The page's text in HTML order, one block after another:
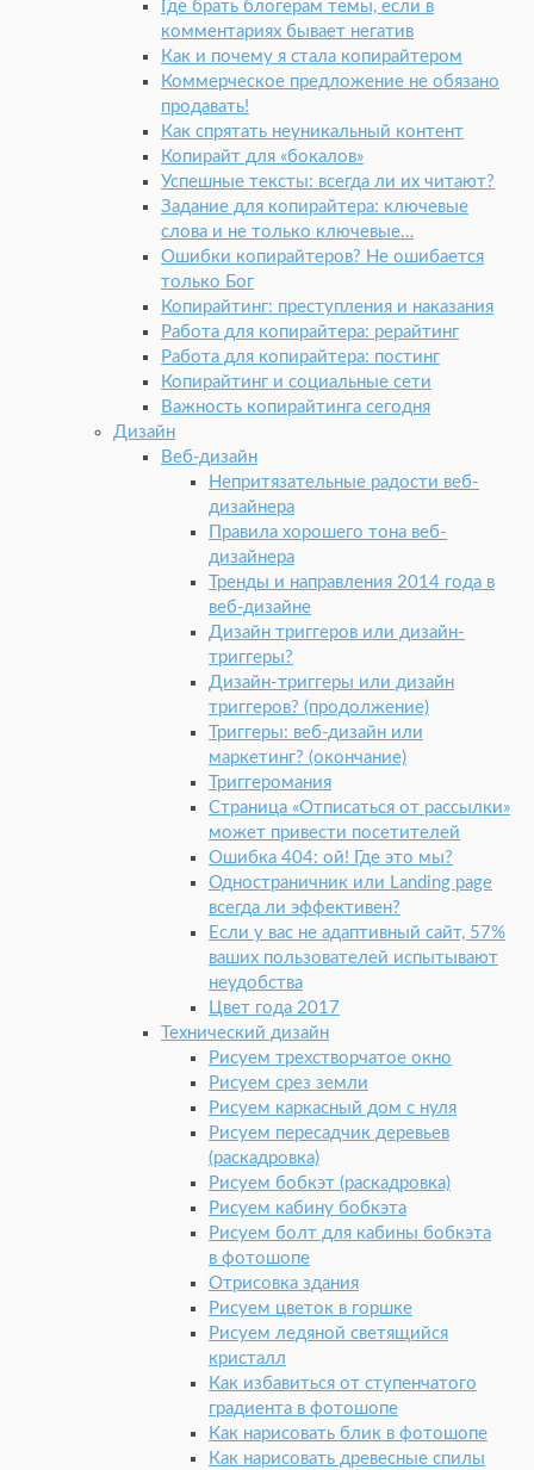
Где брать блогерам темы, если в
комментариях бывает негатив
Как и почему я стала копирайтером
Коммерческое предложение не обязано
продавать!
Как спрятать неуникальный контент
Копирайт для «бокалов»
Успешные тексты: всегда ли их читают?
Задание для копирайтера: ключевые
слова и не только ключевые…
Ошибки копирайтеров? Не ошибается
только Бог
Копирайтинг: преступления и наказания
Работа для копирайтера: рерайтинг
Работа для копирайтера: постинг
Копирайтинг и социальные сети
Важность копирайтинга сегодня
Дизайн
Веб-​дизайн
Непритязательные радости веб-
дизайнера
Правила хорошего тона веб-
дизайнера
Тренды и направления 2014 года в
веб-​дизайне
Дизайн триггеров или дизайн-
триггеры?
Дизайн-триггеры или дизайн
триггеров? (продолжение)
Триггеры: веб-​дизайн или
маркетинг? (окончание)
Триггеромания
Страница «Отписаться от рассылки»
может привести посетителей
Ошибка 404: ой! Где это мы?
Одностраничник или Landing page
всегда ли эффективен?
Если у вас не адаптивный сайт, 57%
ваших пользователей испытывают
неудобства
Цвет года 2017
Технический дизайн
Рисуем трехстворчатое окно
Рисуем срез земли
Рисуем каркасный дом с нуля
Рисуем пересадчик деревьев
(раскадровка)
Рисуем бобкэт (раскадровка)
Рисуем кабину бобкэта
Рисуем болт для кабины бобкэта
в фотошопе
Отрисовка здания
Рисуем цветок в горшке
Рисуем ледяной светящийся
кристалл
Как избавиться от ступенчатого
градиента в фотошопе
Как нарисовать блик в фотошопе
Как нарисовать древесные спилы